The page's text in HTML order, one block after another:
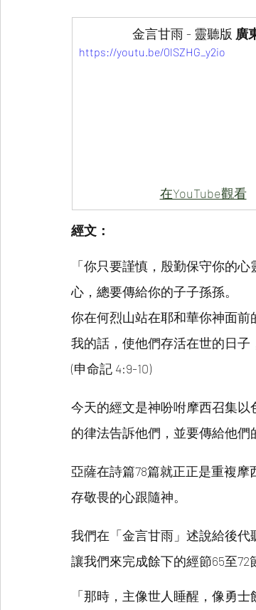
金言甘雨 - 靈聽版 廣
https://youtu.be/0lSZHG_y2io
在YouTube觀看
經文：
「你只要謹慎，殷勤保守你的
心，總要傳給你的子子孫孫。
你在何烈山站在耶和華你神面
我的話，使他們存活在世的日子
(申命記 4:9-10)
今天的經文是神吩咐摩西召集
的律法告訴他們，並要傳給他們
亞薩在詩篇78篇就正正是重複
存敬畏的心跟隨神。
我們在「金言甘雨」述說給後代
讓我們來完成餘下的經節65至72
「那時，主像世人睡醒，像勇士